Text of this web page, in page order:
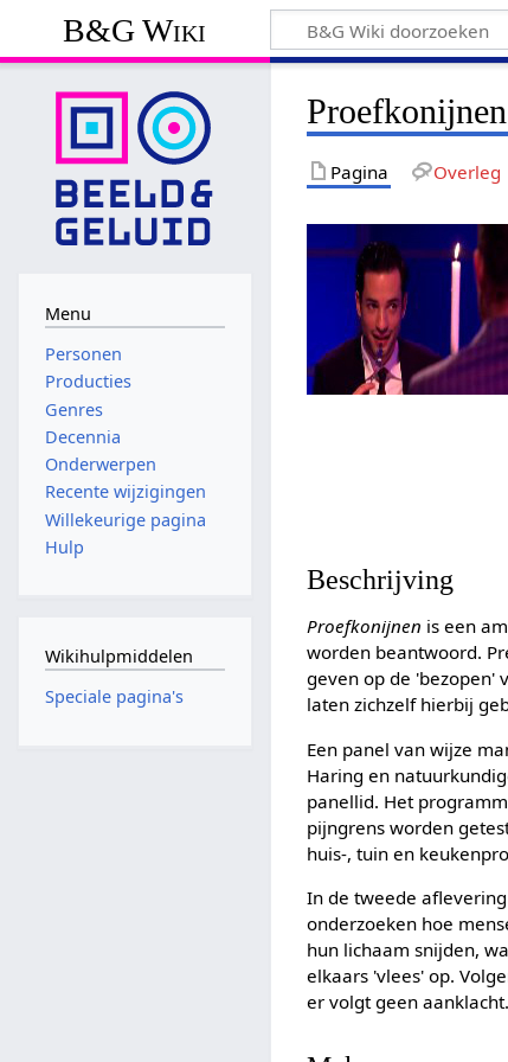
B&G Wiki
Proefkonijnen
Pagina Overleg
Beschrijving
Proefkonijnen is een
worden beantwoord.
geven op de 'bezopen'
laten zichzelf hierbij
Een panel van wijze
Haring en
panellid. Het
pijngrens worden
huis-, tuin en
In de tweede
onderzoeken hoe
hun lichaam snijden,
elkaars 'vlees' op.
er volgt geen
Menu
Personen
Producties
Genres
Decennia
Onderwerpen
Recente wijzigingen
Willekeurige pagina
Hulp
Wikihulpmiddelen
Speciale pagina's